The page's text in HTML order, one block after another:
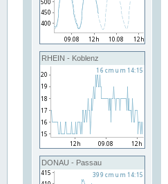
RHEIN - Koblenz
DONAU - Passau